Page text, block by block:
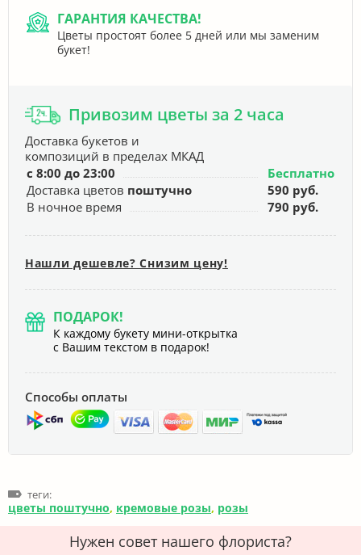
ГАРАНТИЯ КАЧЕСТВА!
Цветы простоят более 5 дней или мы заменим
букет!
Привозим цветы за 2 часа
Доставка букетов и
композиций в пределах МКАД
с 8:00 до 23:00
Бесплатно
Доставка цветов поштучно
590 руб.
В ночное время
790 руб.
Нашли дешевле? Снизим цену!
ПОДАРОК!
К каждому букету мини-открытка
с Вашим текстом в подарок!
Способы оплаты
теги:
цветы поштучно, кремовые розы, розы
Нужен совет нашего флориста?